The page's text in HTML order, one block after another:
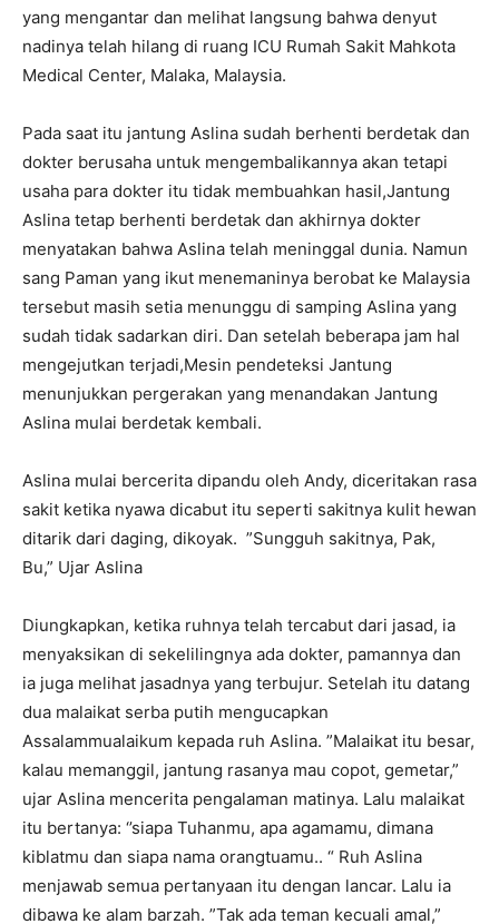
yang mengantar dan melihat langsung bahwa denyut
nadinya telah hilang di ruang ICU Rumah Sakit Mahkota
Medical Center, Malaka, Malaysia.
Pada saat itu jantung Aslina sudah berhenti berdetak dan
dokter berusaha untuk mengembalikannya akan tetapi
usaha para dokter itu tidak membuahkan hasil,Jantung
Aslina tetap berhenti berdetak dan akhirnya dokter
menyatakan bahwa Aslina telah meninggal dunia. Namun
sang Paman yang ikut menemaninya berobat ke Malaysia
tersebut masih setia menunggu di samping Aslina yang
sudah tidak sadarkan diri. Dan setelah beberapa jam hal
mengejutkan terjadi,Mesin pendeteksi Jantung
menunjukkan pergerakan yang menandakan Jantung
Aslina mulai berdetak kembali.
Aslina mulai bercerita dipandu oleh Andy, diceritakan rasa
sakit ketika nyawa dicabut itu seperti sakitnya kulit hewan
ditarik dari daging, dikoyak. ”Sungguh sakitnya, Pak,
Bu,” Ujar Aslina
Diungkapkan, ketika ruhnya telah tercabut dari jasad, ia
menyaksikan di sekelilingnya ada dokter, pamannya dan
ia juga melihat jasadnya yang terbujur. Setelah itu datang
dua malaikat serba putih mengucapkan
Assalammualaikum kepada ruh Aslina. ”Malaikat itu besar,
kalau memanggil, jantung rasanya mau copot, gemetar,”
ujar Aslina mencerita pengalaman matinya. Lalu malaikat
itu bertanya: ‘’siapa Tuhanmu, apa agamamu, dimana
kiblatmu dan siapa nama orangtuamu.. “ Ruh Aslina
menjawab semua pertanyaan itu dengan lancar. Lalu ia
dibawa ke alam barzah. ”Tak ada teman kecuali amal,”